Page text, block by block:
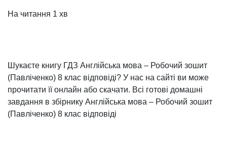
На читання 1 хв
Шукаєте книгу ГДЗ Англійська мова – Робочий зошит
(Павліченко) 8 клас відповіді? У нас на сайті ви може
прочитати її онлайн або скачати. Всі готові домашні
завдання в збірнику Англійська мова – Робочий зошит
(Павліченко) 8 клас відповіді